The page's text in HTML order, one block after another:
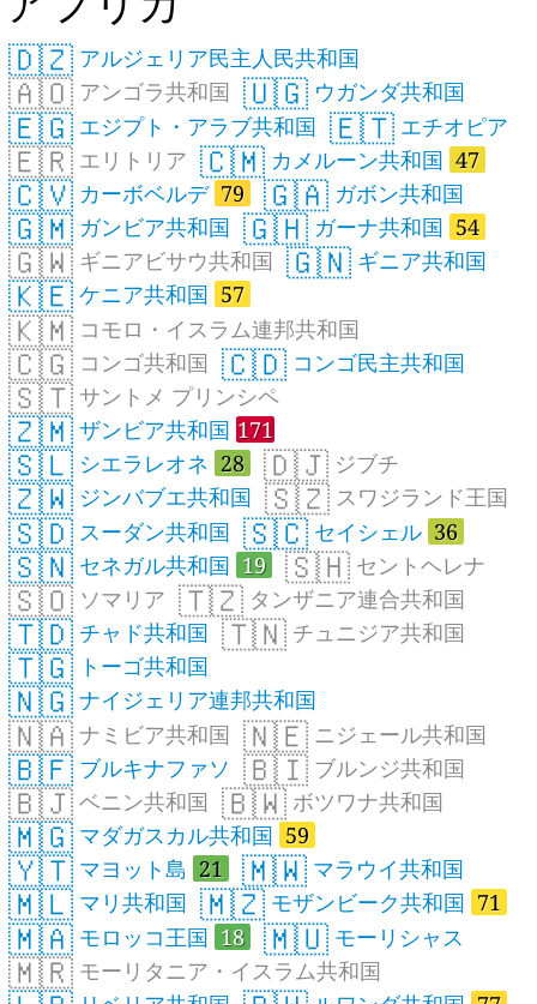
🇩🇿 アルジェリア民主人民共和国
🇦🇴 アンゴラ共和国 🇺🇬 ウガンダ共和国
🇪🇬 エジプト・アラブ共和国 🇪🇹 エチオピア
🇪🇷 エリトリア 🇨🇲 カメルーン共和国 47
🇨🇻 カーボベルデ 79 🇬🇦 ガボン共和国
🇬🇲 ガンビア共和国 🇬🇭 ガーナ共和国 54
🇬🇼 ギニアビサウ共和国 🇬🇳 ギニア共和国
🇰🇪 ケニア共和国 57
🇰🇲 コモロ・イスラム連邦共和国
🇨🇬 コンゴ共和国 🇨🇩 コンゴ民主共和国
🇸🇹 サントメ プリンシペ
🇿🇲 ザンビア共和国 171
🇸🇱 シエラレオネ 28 🇩🇯 ジブチ
🇿🇼 ジンバブエ共和国 🇸🇿 スワジランド王国
🇸🇩 スーダン共和国 🇸🇨 セイシェル 36
🇸🇳 セネガル共和国 19 🇸🇭 セントヘレナ
🇸🇴 ソマリア 🇹🇿 タンザニア連合共和国
🇹🇩 チャド共和国 🇹🇳 チュニジア共和国
🇹🇬 トーゴ共和国
🇳🇬 ナイジェリア連邦共和国
🇳🇦 ナミビア共和国 🇳🇪 ニジェール共和国
🇧🇫 ブルキナファソ 🇧🇮 ブルンジ共和国
🇧🇯 ベニン共和国 🇧🇼 ボツワナ共和国
🇲🇬 マダガスカル共和国 59
🇾🇹 マヨット島 21 🇲🇼 マラウイ共和国
🇲🇱 マリ共和国 🇲🇿 モザンビーク共和国 71
🇲🇦 モロッコ王国 18 🇲🇺 モーリシャス
🇲🇷 モーリタニア・イスラム共和国